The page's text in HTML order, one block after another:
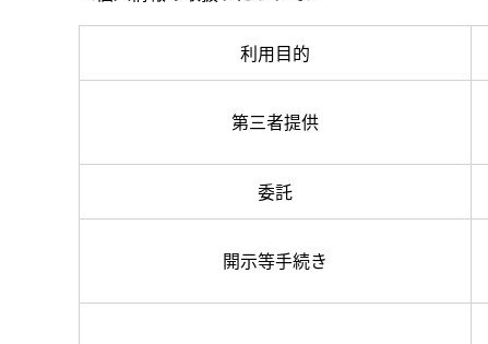
利用目的
第三者提供
委託
開示等手続き